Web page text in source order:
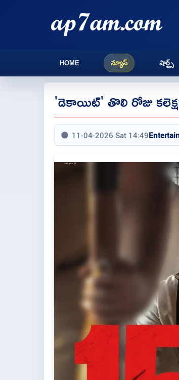
HOME న్యూస్ షార్ట్స్
'డెకాయిట్' తొలి రోజు
11-04-2026 Sat 14:49